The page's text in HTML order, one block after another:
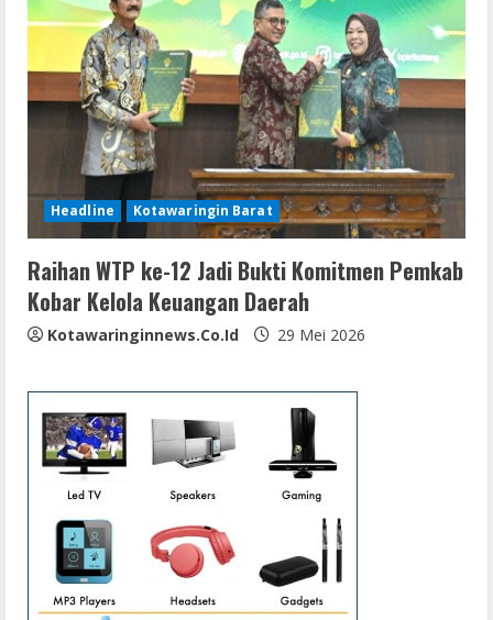
Headline Kotawaringin Barat
Raihan WTP ke-12 Jadi Bukti Komitmen Pemkab
Kobar Kelola Keuangan Daerah
Kotawaringinnews.co.id 29 Mei 2026